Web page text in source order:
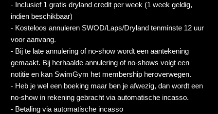
Try-Out één sessie - 6 weken geldig
Personal training 5 sessies - flex - 3 maanden geldig
Personal training non-members 5 sessies - flex - 3
maanden geldig
Zie meer
- Inclusief 1 gratis dryland credit per week (1 week geldig,
indien beschikbaar)
- Kosteloos annuleren SWOD/Laps/Dryland tenminste 12 uur
voor aanvang.
- Bij te late annulering of no-show wordt een aantekening
gemaakt. Bij herhaalde annulering of no-shows volgt een
notitie en kan SwimGym het membership heroverwegen.
- Heb je wel een boeking maar ben je afwezig, dan wordt een
no-show in rekening gebracht via automatische incasso.
- Betaling via automatische incasso